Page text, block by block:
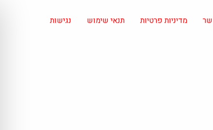
מדיניות פרטיות תנאי שימוש נגישות